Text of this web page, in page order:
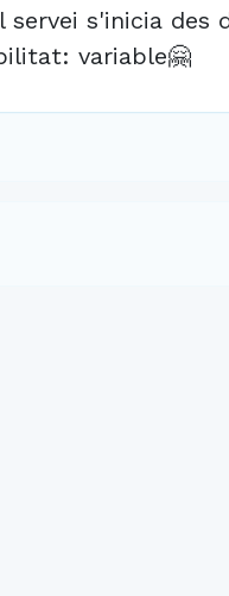
servei s'inicia des
variable🤗